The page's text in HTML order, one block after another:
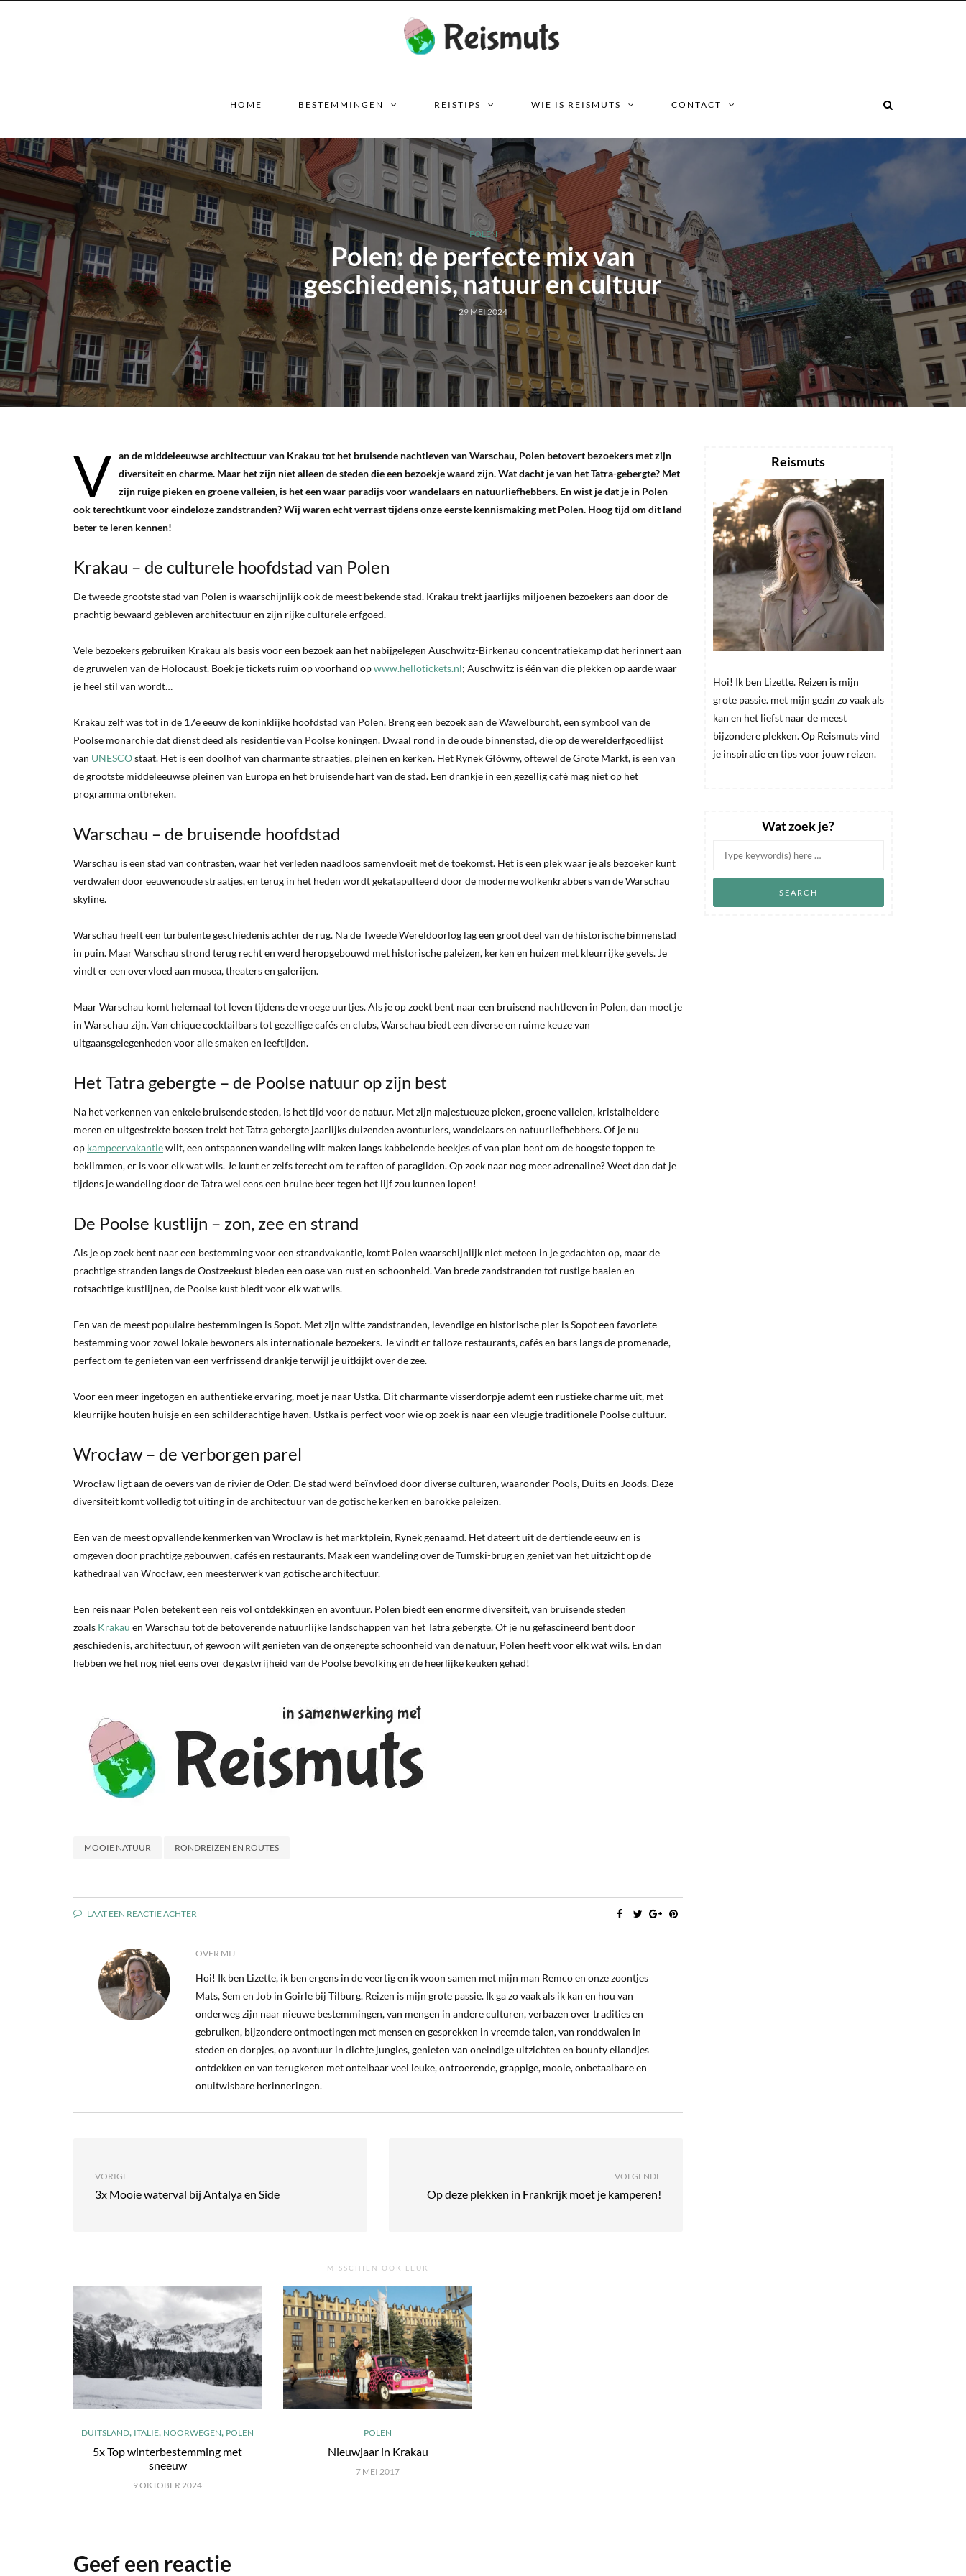
HOME BESTEMMINGEN REISTIPS WIE IS REISMUTS CONTACT
POLEN
Polen: de perfecte mix van
geschiedenis, natuur en cultuur
29 MEI 2024
V an de middeleeuwse architectuur van Krakau tot het bruisende nachtleven van Warschau, Polen betovert bezoekers met zijn
diversiteit en charme. Maar het zijn niet alleen de steden die een bezoekje waard zijn. Wat dacht je van het Tatra-gebergte? Met
zijn ruige pieken en groene valleien, is het een waar paradijs voor wandelaars en natuurliefhebbers. En wist je dat je in Polen
ook terechtkunt voor eindeloze zandstranden? Wij waren echt verrast tijdens onze eerste kennismaking met Polen. Hoog tijd om dit land
beter te leren kennen!
Krakau – de culturele hoofdstad van Polen
De tweede grootste stad van Polen is waarschijnlijk ook de meest bekende stad. Krakau trekt jaarlijks miljoenen bezoekers aan door de
prachtig bewaard gebleven architectuur en zijn rijke culturele erfgoed.
Vele bezoekers gebruiken Krakau als basis voor een bezoek aan het nabijgelegen Auschwitz-Birkenau concentratiekamp dat herinnert aan
de gruwelen van de Holocaust. Boek je tickets ruim op voorhand opwww.hellotickets.nl; Auschwitz is één van die plekken op aarde waar
je heel stil van wordt…
Krakau zelf was tot in de 17e eeuw de koninklijke hoofdstad van Polen. Breng een bezoek aan de Wawelburcht, een symbool van de
Poolse monarchie dat dienst deed als residentie van Poolse koningen. Dwaal rond in de oude binnenstad, die op de werelderfgoedlijst
van UNESCOstaat. Het is een doolhof van charmante straatjes, pleinen en kerken. Het Rynek Główny, oftewel de Grote Markt, is een van
de grootste middeleeuwse pleinen van Europa en het bruisende hart van de stad. Een drankje in een gezellig café mag niet op het
programma ontbreken.
Warschau – de bruisende hoofdstad
Warschau is een stad van contrasten, waar het verleden naadloos samenvloeit met de toekomst. Het is een plek waar je als bezoeker kunt
verdwalen door eeuwenoude straatjes, en terug in het heden wordt gekatapulteerd door de moderne wolkenkrabbers van de Warschau
skyline.
Warschau heeft een turbulente geschiedenis achter de rug. Na de Tweede Wereldoorlog lag een groot deel van de historische binnenstad
in puin. Maar Warschau strond terug recht en werd heropgebouwd met historische paleizen, kerken en huizen met kleurrijke gevels. Je
vindt er een overvloed aan musea, theaters en galerijen.
Maar Warschau komt helemaal tot leven tijdens de vroege uurtjes. Als je op zoekt bent naar een bruisend nachtleven in Polen, dan moet je
in Warschau zijn. Van chique cocktailbars tot gezellige cafés en clubs, Warschau biedt een diverse en ruime keuze van
uitgaansgelegenheden voor alle smaken en leeftijden.
Het Tatra gebergte – de Poolse natuur op zijn best
Na het verkennen van enkele bruisende steden, is het tijd voor de natuur. Met zijn majestueuze pieken, groene valleien, kristalheldere
meren en uitgestrekte bossen trekt het Tatra gebergte jaarlijks duizenden avonturiers, wandelaars en natuurliefhebbers. Of je nu
op kampeervakantiewilt, een ontspannen wandeling wilt maken langs kabbelende beekjes of van plan bent om de hoogste toppen te
beklimmen, er is voor elk wat wils. Je kunt er zelfs terecht om te raften of paragliden. Op zoek naar nog meer adrenaline? Weet dan dat je
tijdens je wandeling door de Tatra wel eens een bruine beer tegen het lijf zou kunnen lopen!
De Poolse kustlijn – zon, zee en strand
Als je op zoek bent naar een bestemming voor een strandvakantie, komt Polen waarschijnlijk niet meteen in je gedachten op, maar de
prachtige stranden langs de Oostzeekust bieden een oase van rust en schoonheid. Van brede zandstranden tot rustige baaien en
rotsachtige kustlijnen, de Poolse kust biedt voor elk wat wils.
Een van de meest populaire bestemmingen is Sopot. Met zijn witte zandstranden, levendige en historische pier is Sopot een favoriete
bestemming voor zowel lokale bewoners als internationale bezoekers. Je vindt er talloze restaurants, cafés en bars langs de promenade,
perfect om te genieten van een verfrissend drankje terwijl je uitkijkt over de zee.
Voor een meer ingetogen en authentieke ervaring, moet je naar Ustka. Dit charmante visserdorpje ademt een rustieke charme uit, met
kleurrijke houten huisje en een schilderachtige haven. Ustka is perfect voor wie op zoek is naar een vleugje traditionele Poolse cultuur.
Wrocław – de verborgen parel
Wrocław ligt aan de oevers van de rivier de Oder. De stad werd beïnvloed door diverse culturen, waaronder Pools, Duits en Joods. Deze
diversiteit komt volledig tot uiting in de architectuur van de gotische kerken en barokke paleizen.
Een van de meest opvallende kenmerken van Wroclaw is het marktplein, Rynek genaamd. Het dateert uit de dertiende eeuw en is
omgeven door prachtige gebouwen, cafés en restaurants. Maak een wandeling over de Tumski-brug en geniet van het uitzicht op de
kathedraal van Wrocław, een meesterwerk van gotische architectuur.
Een reis naar Polen betekent een reis vol ontdekkingen en avontuur. Polen biedt een enorme diversiteit, van bruisende steden
zoals Krakau en Warschau tot de betoverende natuurlijke landschappen van het Tatra gebergte. Of je nu gefascineerd bent door
geschiedenis, architectuur, of gewoon wilt genieten van de ongerepte schoonheid van de natuur, Polen heeft voor elk wat wils. En dan
hebben we het nog niet eens over de gastvrijheid van de Poolse bevolking en de heerlijke keuken gehad!
MOOIE NATUUR RONDREIZEN EN ROUTES
LAAT EEN REACTIE ACHTER
OVER MIJ
Hoi! Ik ben Lizette, ik ben ergens in de veertig en ik woon samen met mijn man Remco en onze zoontjes
Mats, Sem en Job in Goirle bij Tilburg. Reizen is mijn grote passie. Ik ga zo vaak als ik kan en hou van
onderweg zijn naar nieuwe bestemmingen, van mengen in andere culturen, verbazen over tradities en
gebruiken, bijzondere ontmoetingen met mensen en gesprekken in vreemde talen, van ronddwalen in
steden en dorpjes, op avontuur in dichte jungles, genieten van oneindige uitzichten en bounty eilandjes
ontdekken en van terugkeren met ontelbaar veel leuke, ontroerende, grappige, mooie, onbetaalbare en
onuitwisbare herinneringen.
VORIGE
3x Mooie waterval bij Antalya en Side
VOLGENDE
Op deze plekken in Frankrijk moet je kamperen!
MISSCHIEN OOK LEUK
DUITSLAND, ITALIË, NOORWEGEN, POLEN
5x Top winterbestemming met
sneeuw
9 OKTOBER 2024
POLEN
Nieuwjaar in Krakau
7 MEI 2017
Geef een reactie
Reismuts
Hoi! Ik ben Lizette. Reizen is mijn
grote passie. met mijn gezin zo vaak als
kan en het liefst naar de meest
bijzondere plekken. Op Reismuts vind
je inspiratie en tips voor jouw reizen.
Wat zoek je?